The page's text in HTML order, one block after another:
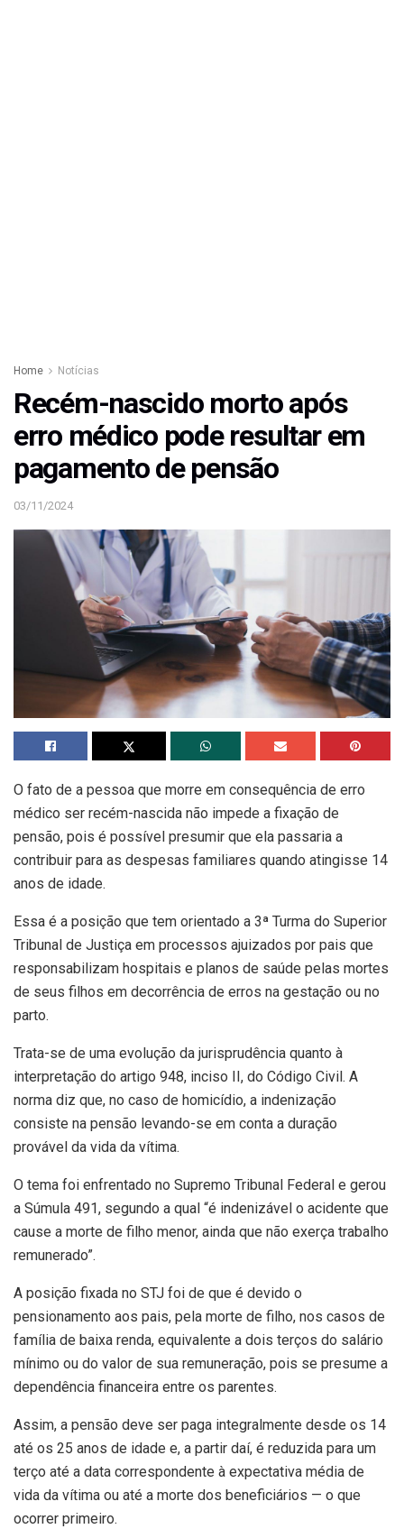
Home Notícias
Recém-nascido morto após
erro médico pode resultar em
pagamento de pensão
03/11/2024
O fato de a pessoa que morre em consequência de erro
médico ser recém-nascida não impede a fixação de
pensão, pois é possível presumir que ela passaria a
contribuir para as despesas familiares quando atingisse 14
anos de idade.
Essa é a posição que tem orientado a 3ª Turma do Superior
Tribunal de Justiça em processos ajuizados por pais que
responsabilizam hospitais e planos de saúde pelas mortes
de seus filhos em decorrência de erros na gestação ou no
parto.
Trata-se de uma evolução da jurisprudência quanto à
interpretação do artigo 948, inciso II, do Código Civil. A
norma diz que, no caso de homicídio, a indenização
consiste na pensão levando-se em conta a duração
provável da vida da vítima.
O tema foi enfrentado no Supremo Tribunal Federal e gerou
a Súmula 491, segundo a qual “é indenizável o acidente que
cause a morte de filho menor, ainda que não exerça trabalho
remunerado”.
A posição fixada no STJ foi de que é devido o
pensionamento aos pais, pela morte de filho, nos casos de
família de baixa renda, equivalente a dois terços do salário
mínimo ou do valor de sua remuneração, pois se presume a
dependência financeira entre os parentes.
Assim, a pensão deve ser paga integralmente desde os 14
até os 25 anos de idade e, a partir daí, é reduzida para um
terço até a data correspondente à expectativa média de
vida da vítima ou até a morte dos beneficiários — o que
ocorrer primeiro.